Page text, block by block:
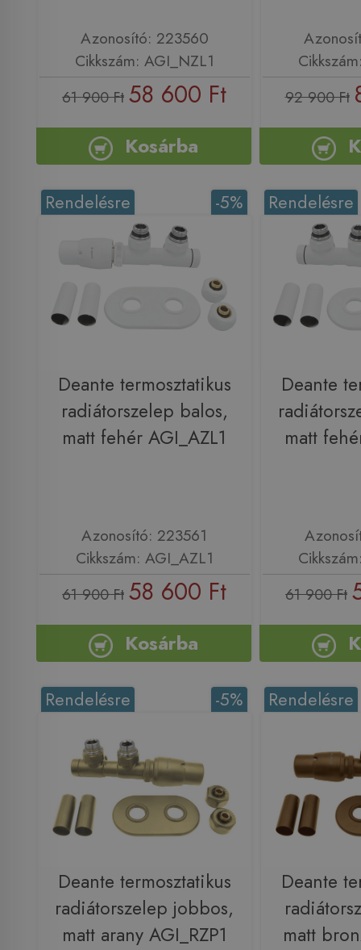
Azonosító: 223560
Cikkszám: AGI_NZL1
61 900 Ft 58 600 Ft
Kosárba
92 900 Ft
-5%
Rendelésre
Deante termosztatikus
radiátorszelep balos,
matt fehér AGI_AZL1
Azonosító: 223561
Cikkszám: AGI_AZL1
61 900 Ft 58 600 Ft
Kosárba
Rendelésre
Deante
matt
61 900 Ft
-5%
Rendelésre
Deante termosztatikus
radiátorszelep jobbos,
matt arany AGI_RZP1
Rendelésre
Deante
matt